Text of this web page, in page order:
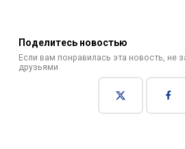
Поделитесь новостью
Если вам понравилась эта новость, не
друзьями